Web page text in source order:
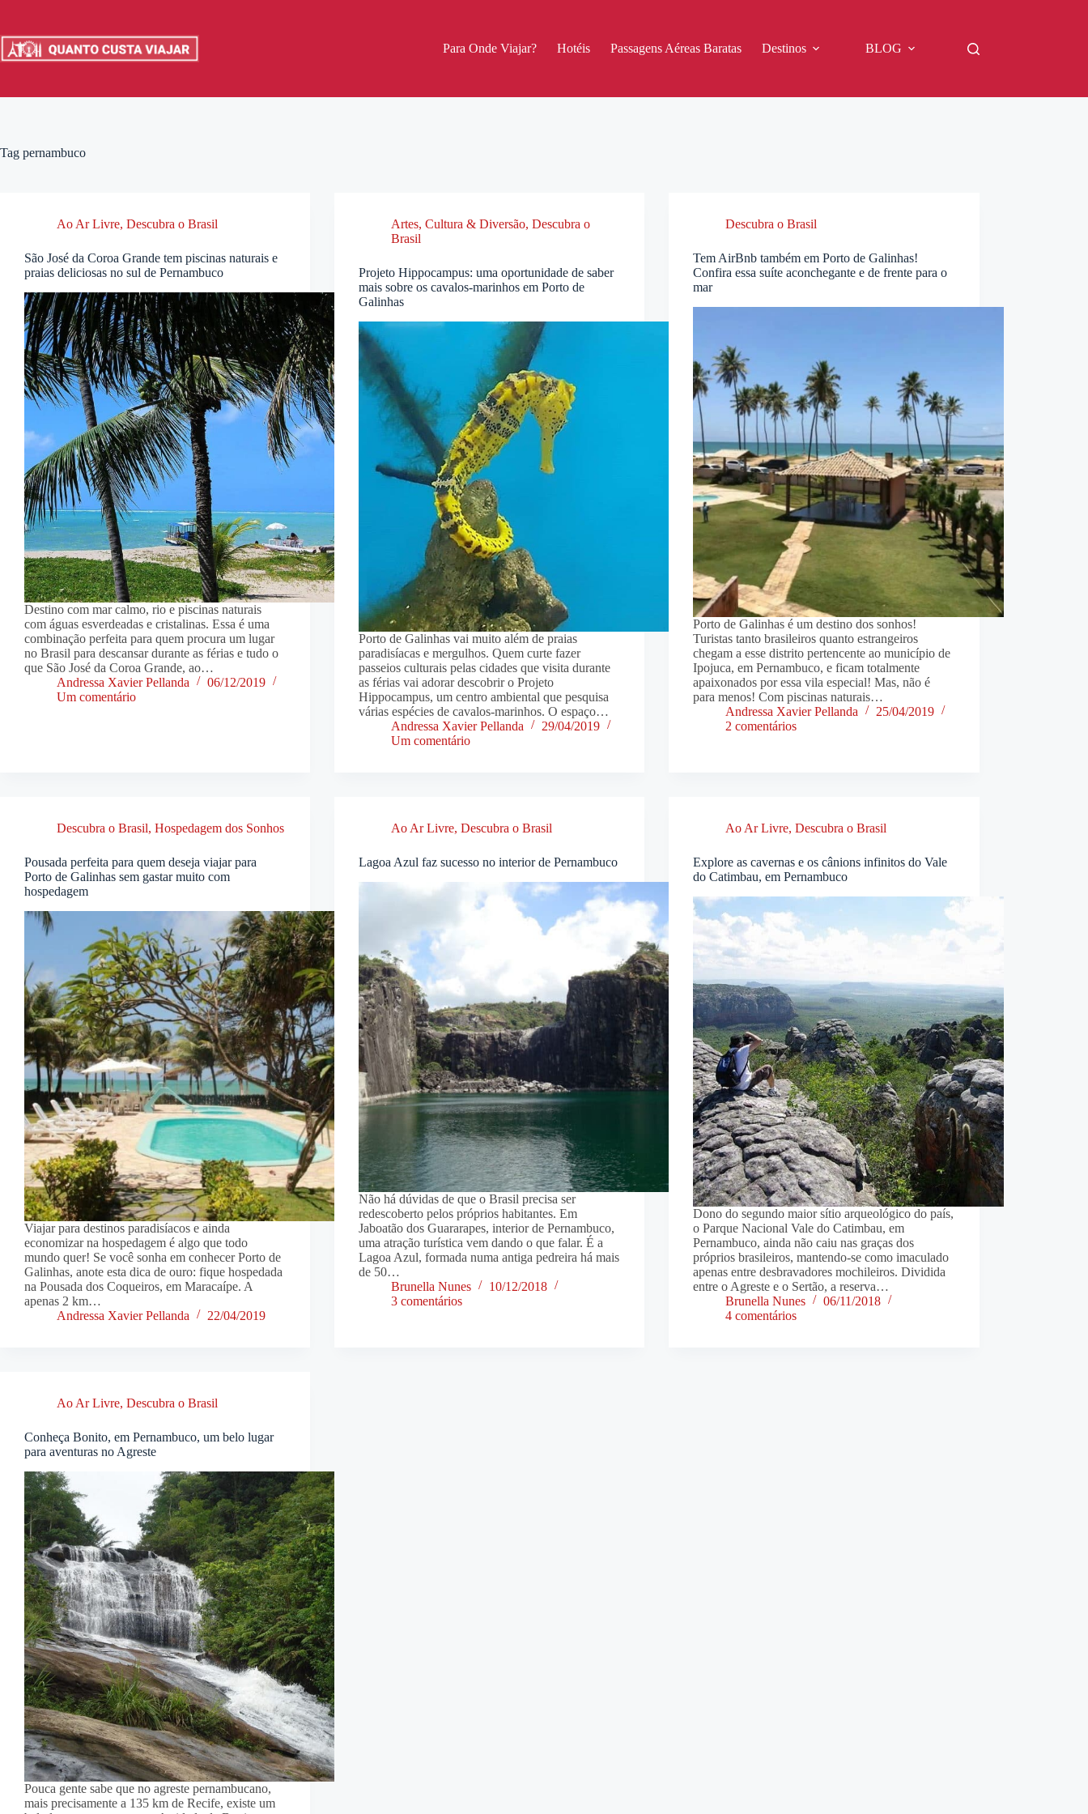
o
conteúdo
Para Onde Viajar? Hotéis Passagens Aéreas Baratas Destinos BLOG
Tag pernambuco
Ao Ar Livre, Descubra o Brasil
São José da Coroa Grande tem piscinas naturais e
praias deliciosas no sul de Pernambuco
Destino com mar calmo, rio e piscinas naturais
com águas esverdeadas e cristalinas. Essa é uma
combinação perfeita para quem procura um lugar
no Brasil para descansar durante as férias e tudo o
que São José da Coroa Grande, ao…
Andressa Xavier Pellanda
06/12/2019
Um comentário
Artes, Cultura & Diversão,Descubra o
Brasil
Projeto Hippocampus: uma oportunidade de saber
mais sobre os cavalos-marinhos em Porto de
Galinhas
Porto de Galinhas vai muito além de praias
paradisíacas e mergulhos. Quem curte fazer
passeios culturais pelas cidades que visita durante
as férias vai adorar descobrir o Projeto
Hippocampus, um centro ambiental que pesquisa
várias espécies de cavalos-marinhos. O espaço…
Andressa Xavier Pellanda
29/04/2019
Um comentário
Descubra o Brasil
Tem AirBnb também em Porto de Galinhas!
Confira essa suíte aconchegante e de frente para o
mar
Porto de Galinhas é um destino dos sonhos!
Turistas tanto brasileiros quanto estrangeiros
chegam a esse distrito pertencente ao município de
Ipojuca, em Pernambuco, e ficam totalmente
apaixonados por essa vila especial! Mas, não é
para menos! Com piscinas naturais…
Andressa Xavier Pellanda
25/04/2019
2 comentários
Descubra o Brasil, Hospedagem dos Sonhos
Pousada perfeita para quem deseja viajar para
Porto de Galinhas sem gastar muito com
hospedagem
Viajar para destinos paradisíacos e ainda
economizar na hospedagem é algo que todo
mundo quer! Se você sonha em conhecer Porto de
Galinhas, anote esta dica de ouro: fique hospedada
na Pousada dos Coqueiros, em Maracaípe. A
apenas 2 km…
Andressa Xavier Pellanda
22/04/2019
Ao Ar Livre,Descubra o Brasil
Lagoa Azul faz sucesso no interior de Pernambuco
Não há dúvidas de que o Brasil precisa ser
redescoberto pelos próprios habitantes. Em
Jaboatão dos Guararapes, interior de Pernambuco,
uma atração turística vem dando o que falar. É a
Lagoa Azul, formada numa antiga pedreira há mais
de 50…
Brunella Nunes
10/12/2018
3 comentários
Ao Ar Livre,Descubra o Brasil
Explore as cavernas e os cânions infinitos do Vale
do Catimbau, em Pernambuco
Dono do segundo maior sítio arqueológico do país,
o Parque Nacional Vale do Catimbau, em
Pernambuco, ainda não caiu nas graças dos
próprios brasileiros, mantendo-se como imaculado
apenas entre desbravadores mochileiros. Dividida
entre o Agreste e o Sertão, a reserva…
Brunella Nunes
06/11/2018
4 comentários
Ao Ar Livre, Descubra o Brasil
Conheça Bonito, em Pernambuco, um belo lugar
para aventuras no Agreste
Pouca gente sabe que no agreste pernambucano,
mais precisamente a 135 km de Recife, existe um